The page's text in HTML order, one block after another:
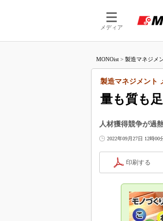
メディア
MONOist > 製造マネジメ
量も質も
製造マネジメント
人材獲得競争が過
2022年09月27日 12時00
印刷する